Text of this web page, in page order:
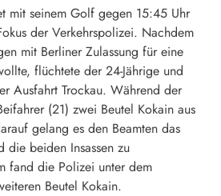
mit seinem Golf gegen 15:45 Uhr
der Verkehrspolizei. Nachdem
mit Berliner Zulassung für eine
flüchtete der 24-Jährige und
Ausfahrt Trockau. Während der
(21) zwei Beutel Kokain aus
gelang es den Beamten das
die beiden Insassen zu
fand die Polizei unter dem
Beutel Kokain.